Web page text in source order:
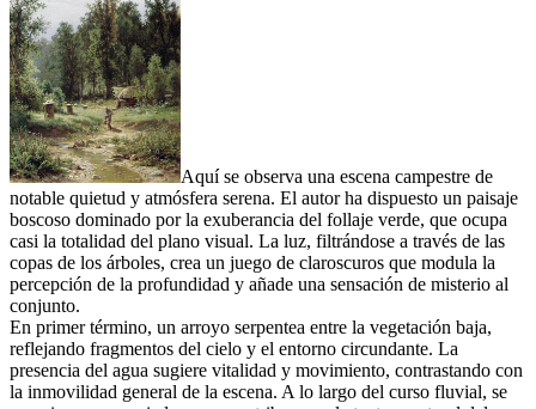
Aquí se observa una escena campestre de
notable quietud y atmósfera serena. El autor ha dispuesto un paisaje
boscoso dominado por la exuberancia del follaje verde, que ocupa
casi la totalidad del plano visual. La luz, filtrándose a través de las
copas de los árboles, crea un juego de claroscuros que modula la
percepción de la profundidad y añade una sensación de misterio al
conjunto.
En primer término, un arroyo serpentea entre la vegetación baja,
reflejando fragmentos del cielo y el entorno circundante. La
presencia del agua sugiere vitalidad y movimiento, contrastando con
la inmovilidad general de la escena. A lo largo del curso fluvial, se